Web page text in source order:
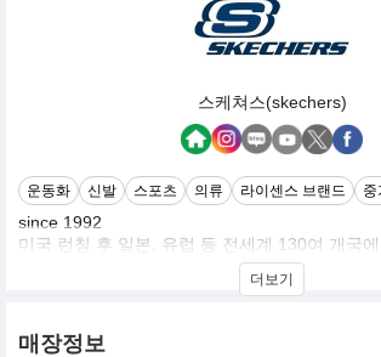
스케쳐스(skechers)
운동화 신발 스포츠 의류 라이센스 브랜드 중
since 1992
미국 런칭 후 일본, 유럽 등 전세계 130여 개국
글로벌 브랜드 스케쳐스 입니다.
모두를 위한 편안함, 편안함을 위한 모든 것
더보기
매장정보